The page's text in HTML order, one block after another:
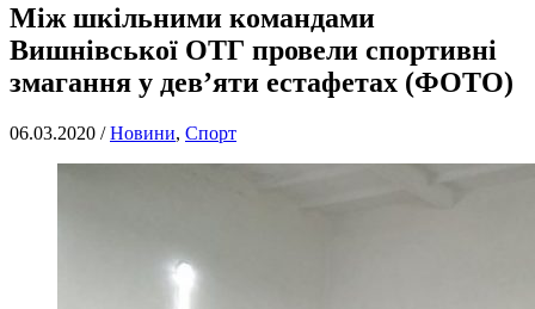
Між шкільними командами
Вишнівської ОТГ провели спортивні
змагання у дев’яти естафетах (ФОТО)
06.03.2020 /Новини, Спорт